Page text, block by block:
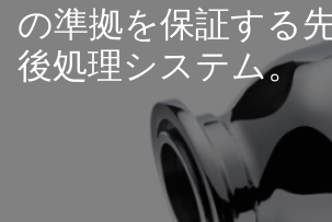
の準拠を保証する
後処理システム。